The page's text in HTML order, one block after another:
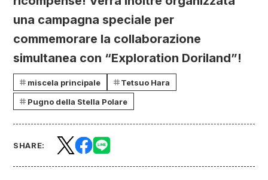
una campagna speciale per
commemorare la collaborazione
simultanea con “Exploration Doriland”!
miscela principale
Tetsuo Hara
Pugno della Stella Polare
SHARE: